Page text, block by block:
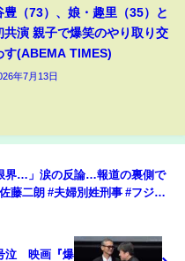
豊（73）、娘・趣里（35）と
共演 親子で爆笑のやり取り交
す(ABEMA TIMES)
年7月13日
界…」涙の反論…報道の裏側で
藤二朗 #夫婦別姓刑事 #フジテ
泣 映画『爆